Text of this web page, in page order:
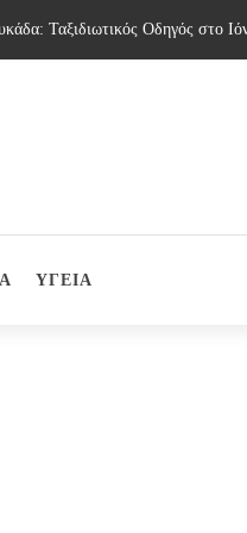
Ταξιδιωτικός Οδηγός στο Ιόνιο
ΥΓΕΙΑ